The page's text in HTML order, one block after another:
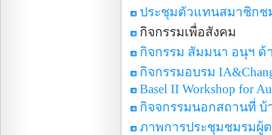
ประชุมตัวแทนสมาชิกชม
กิจกรรมเพื่อสังคม
กิจกรรม สัมมนา อนุฯ ด้า
กิจกรรมอบรม
Basel II Workshop for
กิจจกรรมนอกสถานที่ บ้
ภาพการประชุมชมรมผู้